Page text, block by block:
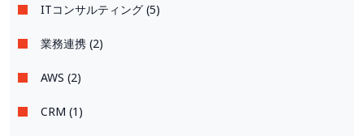
ITコンサルティング (5)
業務連携 (2)
AWS (2)
CRM (1)